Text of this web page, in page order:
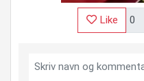
Like